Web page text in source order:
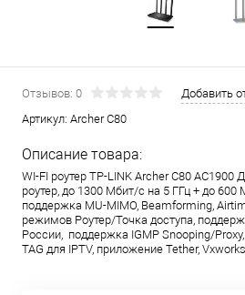
Отзывов: 0
Добавить
Артикул: Archer C80
Описание товара:
WI-FI роутер TP-LINK Archer C80 AC1900
роутер, до 1300 Мбит/с на 5 ГГц + до 600
поддержка MU-MIMO, Beamforming,
режимов Роутер/Точка доступа,
России, поддержка IGMP Snooping/
TAG для IPTV, приложение Tether,